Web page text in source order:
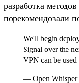
разработка
порекомендовали
We'll begin
Signal over the
VPN can be used
— Open Whisper